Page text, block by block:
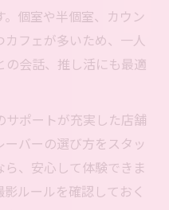
個室や半個室、カウン
フェが多いため、一人
の会話、推し活にも最適
ポートが充実した店舗
バーの選び方をスタッ
、安心して体験できま
ルールを確認しておく